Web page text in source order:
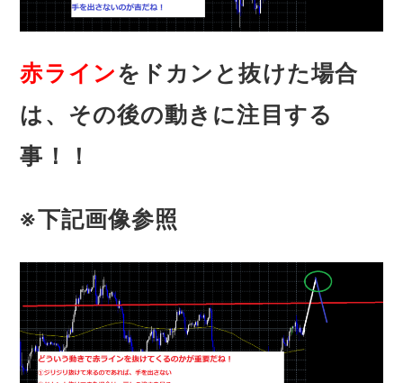
赤ラインをドカンと抜けた場合
は、その後の動きに注目する
事！！
※下記画像参照